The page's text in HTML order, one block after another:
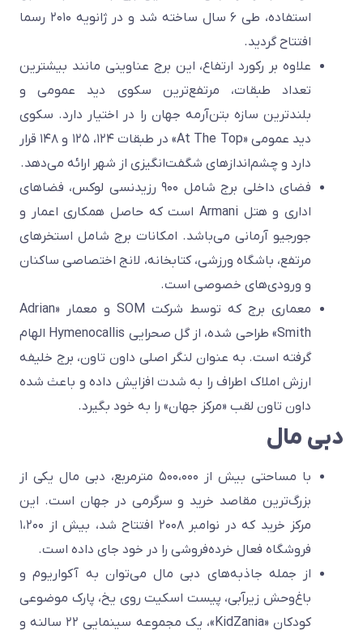
استفاده، طی ۶ سال ساخته شد و در ژانویه ۲۰۱۰ رسما
افتتاح گردید.
علاوه بر رکورد ارتفاع، این برج عناوینی مانند بیشترین
تعداد طبقات، مرتفع‌ترین سکوی دید عمومی و
بلندترین سازه بتن‌آرمه جهان را در اختیار دارد. سکوی
دید عمومی «At The Top» در طبقات ۱۲۴، ۱۲۵ و ۱۴۸ قرار
دارد و چشم‌اندازهای شگفت‌انگیزی از شهر ارائه می‌دهد.
فضای داخلی برج شامل ۹۰۰ رزیدنسی لوکس، فضاهای
اداری و هتل Armani است که حاصل همکاری اعمار و
جورجیو آرمانی می‌باشد. امکانات برج شامل استخرهای
مرتفع، باشگاه ورزشی، کتابخانه، لانج اختصاصی ساکنان
و ورودی‌های خصوصی است.
معماری برج که توسط شرکت SOM و معمار «Adrian
Smith» طراحی شده، از گل صحرایی Hymenocallis الهام
گرفته است. به عنوان لنگر اصلی داون تاون، برج خلیفه
ارزش املاک اطراف را به شدت افزایش داده و باعث شده
داون تاون لقب «مرکز جهان» را به خود بگیرد.
دبی مال
با مساحتی بیش از ۵۰۰،۰۰۰ مترمربع، دبی مال یکی از
بزرگ‌ترین مقاصد خرید و سرگرمی در جهان است. این
مرکز خرید که در نوامبر ۲۰۰۸ افتتاح شد، بیش از ۱،۲۰۰
فروشگاه فعال خرده‌فروشی را در خود جای داده است.
از جمله جاذبه‌های دبی مال می‌توان به آکواریوم و
باغ‌وحش زیرآبی، پیست اسکیت روی یخ، پارک موضوعی
کودکان «KidZania»، یک مجموعه سینمایی ۲۲ سالنه و